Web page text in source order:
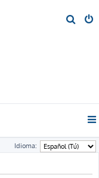
Idioma: